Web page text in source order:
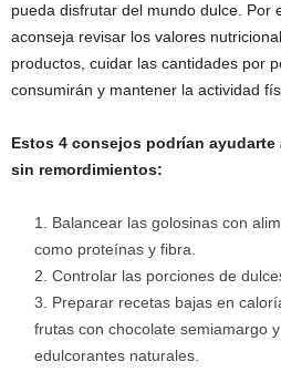
pueda disfrutar del mundo dulce. Por
aconseja revisar los valores
productos, cuidar las cantidades por
consumirán y mantener la actividad
Estos 4 consejos podrían ayudarte
sin remordimientos:
Balancear las golosinas con
como proteínas y fibra.
Controlar las porciones de
Preparar recetas bajas en
frutas con chocolate semiamargo
edulcorantes naturales.